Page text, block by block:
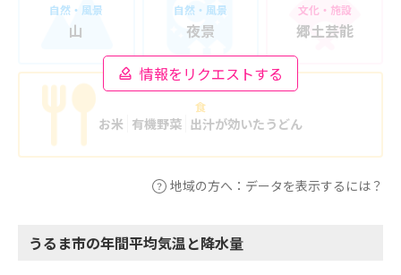
情報をリクエストする
自然・風景
山
自然・風景
夜景
文化・施設
郷土芸能
食
お米 有機野菜 出汁が効いたうどん
地域の方へ：データを表示するには？
うるま市の年間平均気温と降水量